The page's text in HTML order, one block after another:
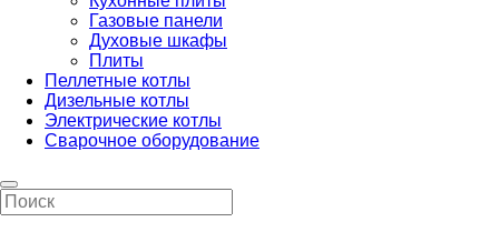
Газовые панели
Духовые шкафы
Плиты
Пеллетные котлы
Дизельные котлы
Электрические котлы
Сварочное оборудование